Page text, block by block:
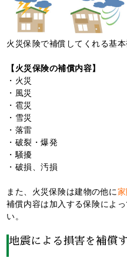
火災保険で補償してくれる基本
【火災保険の補償内容】
・火災
・風災
・雹災
・雪災
・落雷
・破裂・爆発
・騒擾
・破損、汚損
また、火災保険は建物の他に
補償内容は加入する保険によ
い。
地震による損害を補償